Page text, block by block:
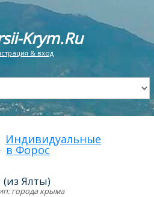
Krym.Ru
& вход
Индивидуальные
в Форос
(из Ялты)
города крыма